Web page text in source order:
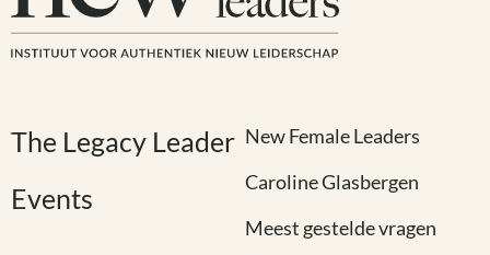
The Legacy Leader
Events
New Female Leaders
Caroline Glasbergen
Meest gestelde vragen